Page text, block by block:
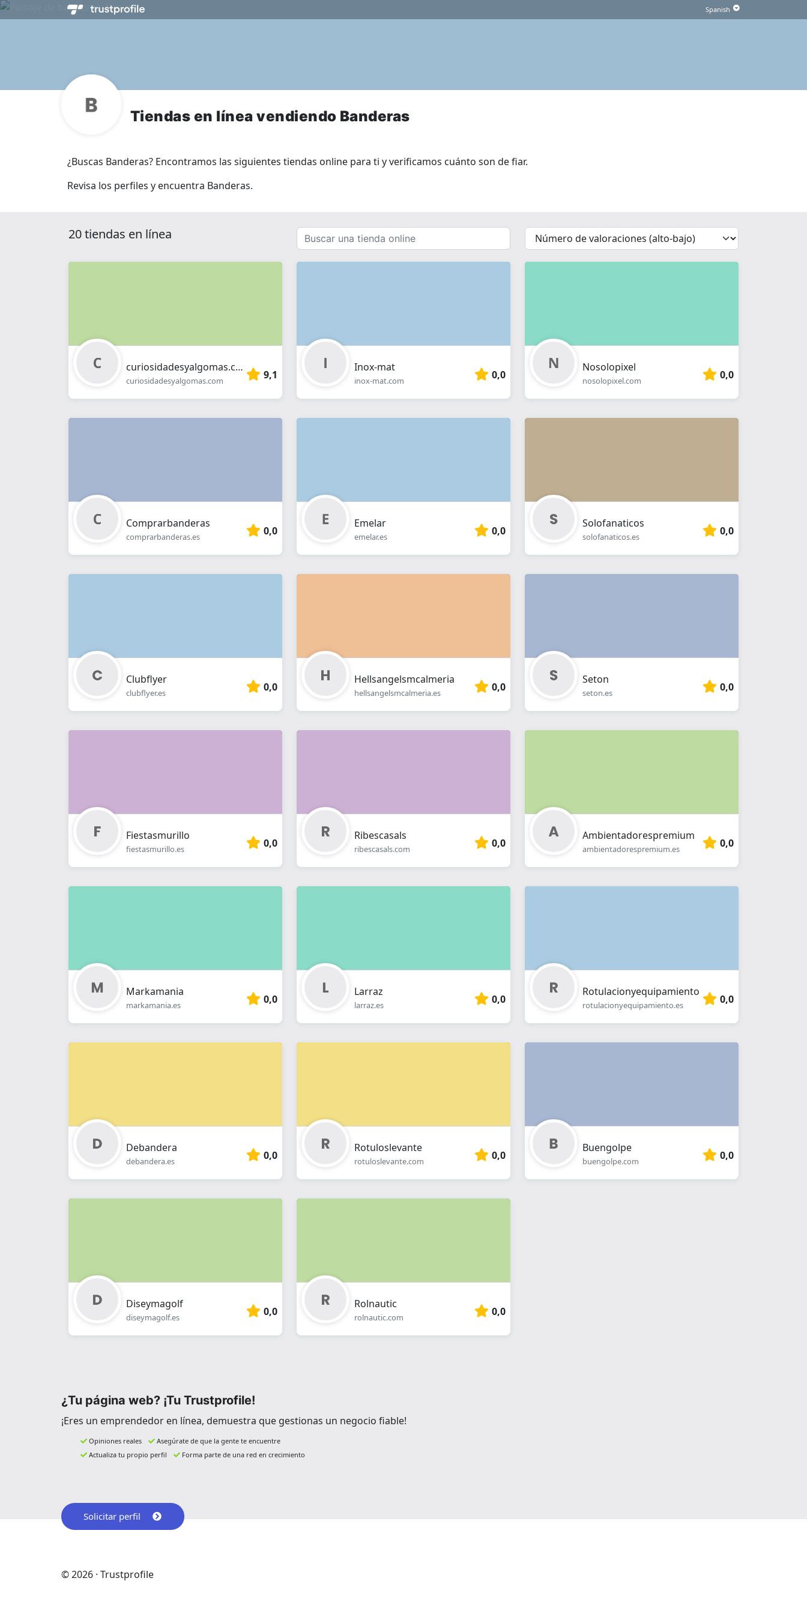
Tiendas en línea vendiendo Banderas
¿Buscas Banderas? Encontramos las siguientes tiendas online para ti y verificamos cuánto son de fiar.
Revisa los perfiles y encuentra Banderas.
20 tiendas en línea
Buscar
una
tienda
{{
__('Sort')
}}
curiosidadesyalgomas.com
curiosidadesyalgomas.com 9,1
Inox-mat
inox-mat.com 0,0
Nosolopixel
nosolopixel.com 0,0
Comprarbanderas
comprarbanderas.es 0,0
Emelar
emelar.es 0,0
Solofanaticos
solofanaticos.es 0,0
Clubflyer
clubflyer.es 0,0
Hellsangelsmcalmeria
hellsangelsmcalmeria.es 0,0
Seton
seton.es 0,0
Fiestasmurillo
fiestasmurillo.es 0,0
Ribescasals
ribescasals.com 0,0
Ambientadorespremium
ambientadorespremium.es 0,0
Markamania
markamania.es 0,0
Larraz
larraz.es 0,0
Rotulacionyequipamiento
rotulacionyequipamiento.es 0,0
Debandera
debandera.es 0,0
Rotuloslevante
rotuloslevante.com 0,0
Buengolpe
buengolpe.com 0,0
Diseymagolf
diseymagolf.es 0,0
Rolnautic
rolnautic.com 0,0
¿Tu página web? ¡Tu Trustprofile!
¡Eres un emprendedor en línea, demuestra que gestionas un negocio fiable!
Opiniones reales
Asegúrate de que la gente te encuentre
Actualiza tu propio perfil
Forma parte de una red en crecimiento
Solicitar perfil
© 2026 · Trustprofile